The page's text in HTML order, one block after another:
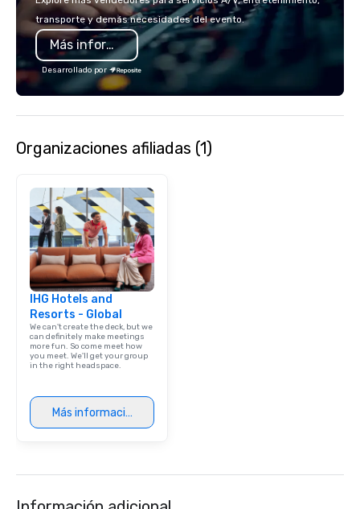
transporte y demás necesidades del evento.
Más información
Desarrollado por
Organizaciones afiliadas (1)
IHG Hotels and
Resorts - Global
We can't create the deck, but we
can definitely make meetings
more fun. So come meet how
you meet. We'll get your group
in the right headspace.
Más información